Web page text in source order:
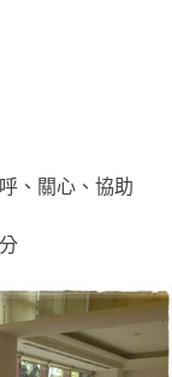
、關心、協助